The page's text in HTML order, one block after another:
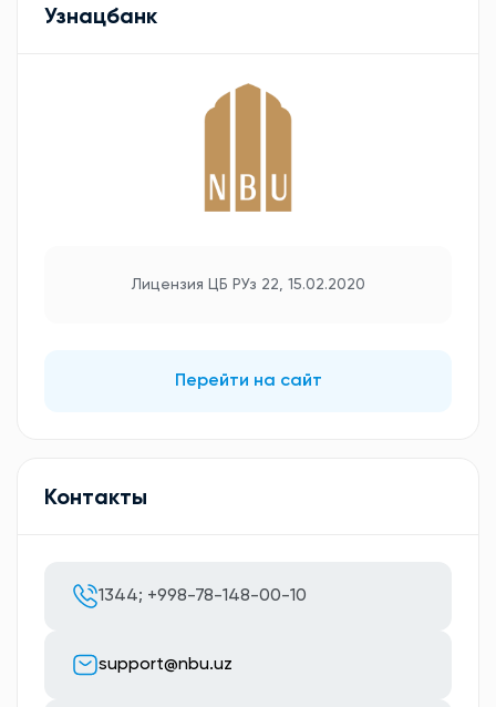
Узнацбанк
Лицензия ЦБ РУз 22, 15.02.2020
Перейти на сайт
Контакты
1344; +998-78-148-00-10
support@nbu.uz